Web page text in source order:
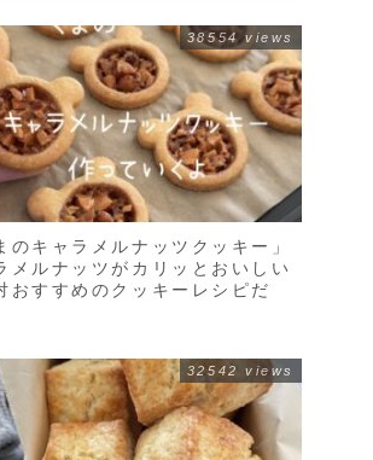
のキャラメルナッツクッキー」
メルナッツがカリッとおいしい
おすすめのクッキーレシピだ
38554 views
32542 views